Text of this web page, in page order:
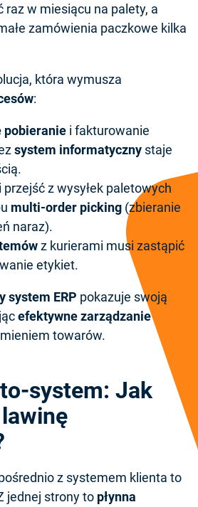
w miesiącu na palety, a
zamówienia paczkowe kilka
która wymusza
:
pobieranie i fakturowanie
system informatyczny staje
z wysyłek paletowych
multi-order picking (zbieranie
naraz).
z kurierami musi zastąpić
etykiet.
system ERP pokazuje swoją
efektywne zarządzanie
towarów.
system: Jak
z systemem klienta to
jednej strony to płynna